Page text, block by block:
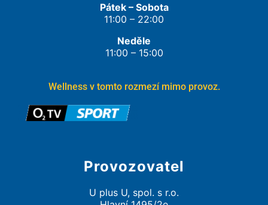
Pátek – Sobota
11:00 – 22:00
Neděle
11:00 – 15:00
Wellness v tomto rozmezí mimo provoz.
Provozovatel
U plus U, spol. s r.o.